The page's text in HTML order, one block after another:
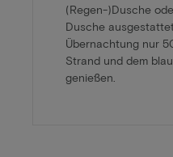
(Regen-)Dusche
Dusche
Übernachtung nur
Strand und dem
genießen.